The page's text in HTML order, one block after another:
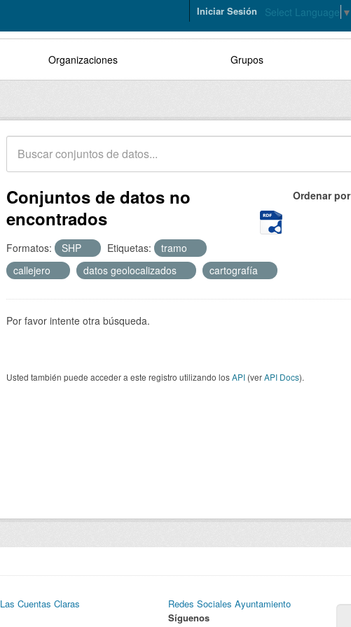
Select Language ▼
Iniciar Sesión
Organizaciones Grupos
Ordenar por
Conjuntos de datos no
encontrados
Formatos: SHP Etiquetas:
tramo
callejero
datos geolocalizados cartografía
Por favor intente otra búsqueda.
Usted también puede acceder a este registro utilizando losAPI (verAPI Docs).
Las Cuentas Claras
Redes Sociales Ayuntamiento
Síguenos